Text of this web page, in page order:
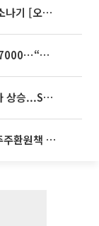
35도 안팎 무더위 이어져…전국 곳곳 소나기 [오늘 날씨]
[주간증시전망] 다음주 코스피 6000~7000⋯“外人 수급은 정책이 변수”
뉴욕증시, 연준 금리인상 기대감 꺾이자 상승...S&P500 사상 최고치 [종합]
SK하이닉스, 분기배당 375원 확정…주주환원책 9월로 앞당겨 발표